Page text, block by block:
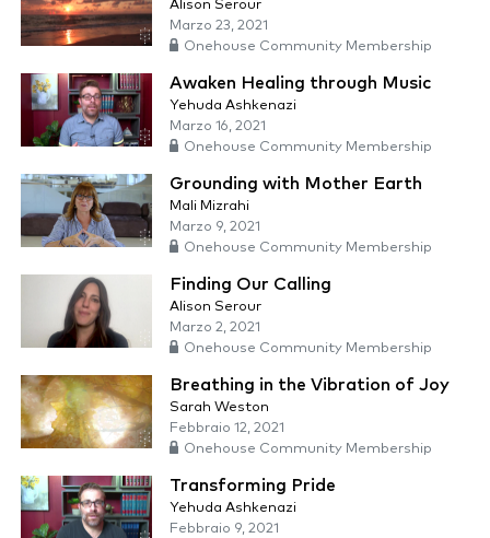
Alison Serour
Marzo 23, 2021
Onehouse Community Membership
Awaken Healing through Music
Yehuda Ashkenazi
Marzo 16, 2021
Onehouse Community Membership
Grounding with Mother Earth
Mali Mizrahi
Marzo 9, 2021
Onehouse Community Membership
Finding Our Calling
Alison Serour
Marzo 2, 2021
Onehouse Community Membership
Breathing in the Vibration of Joy
Sarah Weston
Febbraio 12, 2021
Onehouse Community Membership
Transforming Pride
Yehuda Ashkenazi
Febbraio 9, 2021